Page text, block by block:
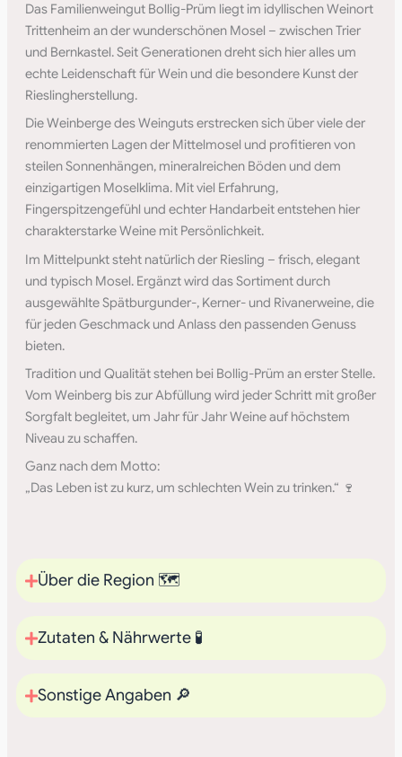
Das Familienweingut Bollig-Prüm liegt im idyllischen Weinort
Trittenheim an der wunderschönen Mosel – zwischen Trier
und Bernkastel. Seit Generationen dreht sich hier alles um
echte Leidenschaft für Wein und die besondere Kunst der
Rieslingherstellung.
Die Weinberge des Weinguts erstrecken sich über viele der
renommierten Lagen der Mittelmosel und profitieren von
steilen Sonnenhängen, mineralreichen Böden und dem
einzigartigen Moselklima. Mit viel Erfahrung,
Fingerspitzengefühl und echter Handarbeit entstehen hier
charakterstarke Weine mit Persönlichkeit.
Im Mittelpunkt steht natürlich der Riesling – frisch, elegant
und typisch Mosel. Ergänzt wird das Sortiment durch
ausgewählte Spätburgunder-, Kerner- und Rivanerweine, die
für jeden Geschmack und Anlass den passenden Genuss
bieten.
Tradition und Qualität stehen bei Bollig-Prüm an erster Stelle.
Vom Weinberg bis zur Abfüllung wird jeder Schritt mit großer
Sorgfalt begleitet, um Jahr für Jahr Weine auf höchstem
Niveau zu schaffen.
Ganz nach dem Motto:
„Das Leben ist zu kurz, um schlechten Wein zu trinken.“ 🍷
Über die Region 🗺️
Zutaten & Nährwerte 🧪
Sonstige Angaben 🔎